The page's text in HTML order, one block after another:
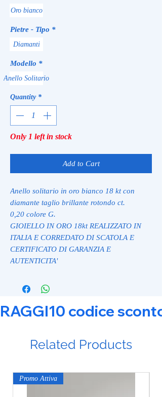
Oro bianco
Pietre - Tipo *
Diamanti
Modello *
Anello Solitario
Quantity *
Only 1 left in stock
Add to Cart
Anello solitario in oro bianco 18 kt con
diamante taglio brillante rotondo ct.
0,20 colore G.
GIOIELLO IN ORO 18kt REALIZZATO IN
ITALIA E CORREDATO DI SCATOLA E
CERTIFICATO DI GARANZIA E
AUTENTICITA'
RAGGI10 codice
Related Products
Promo Attiva